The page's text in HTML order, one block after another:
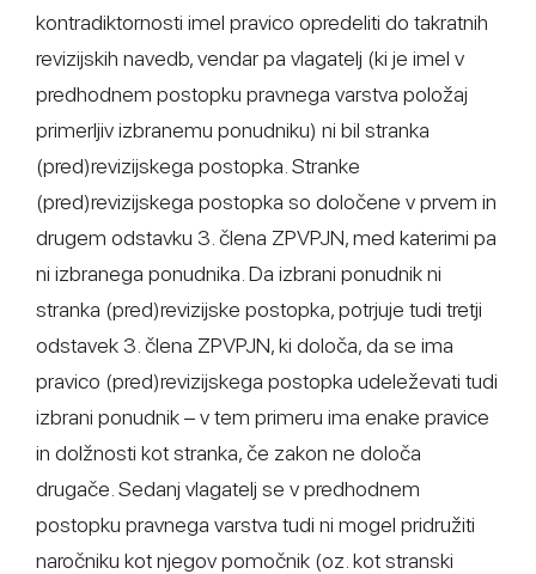
kontradiktornosti imel pravico opredeliti do takratnih
revizijskih navedb, vendar pa vlagatelj (ki je imel v
predhodnem postopku pravnega varstva položaj
primerljiv izbranemu ponudniku) ni bil stranka
(pred)revizijskega postopka. Stranke
(pred)revizijskega postopka so določene v prvem in
drugem odstavku 3. člena ZPVPJN, med katerimi pa
ni izbranega ponudnika. Da izbrani ponudnik ni
stranka (pred)revizijske postopka, potrjuje tudi tretji
odstavek 3. člena ZPVPJN, ki določa, da se ima
pravico (pred)revizijskega postopka udeleževati tudi
izbrani ponudnik – v tem primeru ima enake pravice
in dolžnosti kot stranka, če zakon ne določa
drugače. Sedanj vlagatelj se v predhodnem
postopku pravnega varstva tudi ni mogel pridružiti
naročniku kot njegov pomočnik (oz. kot stranski